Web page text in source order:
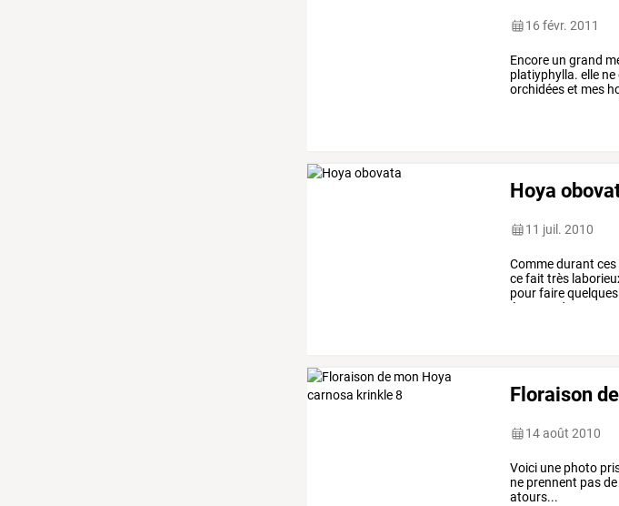
16 févr. 2011
Encore un grand
platiyphylla. elle
orchidées et mes
Hoya
11 juil. 2010
Commedurant ces
cefait très
pourfairequelques
étonnez
donc
Floraison
14 août 2010
Voici une photo
ne prennent pas
atours...